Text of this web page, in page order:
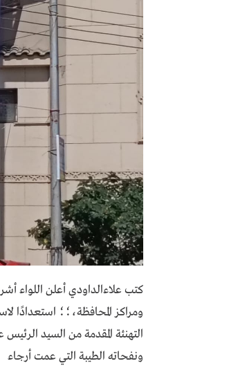
كتب علاءالداودي أعلن اللواء
ومراكز المحافظة،؛؛ استعدادًا
التهنئة المقدمة من السيد
ونفحاته الطيبة التي عمت أرجاء